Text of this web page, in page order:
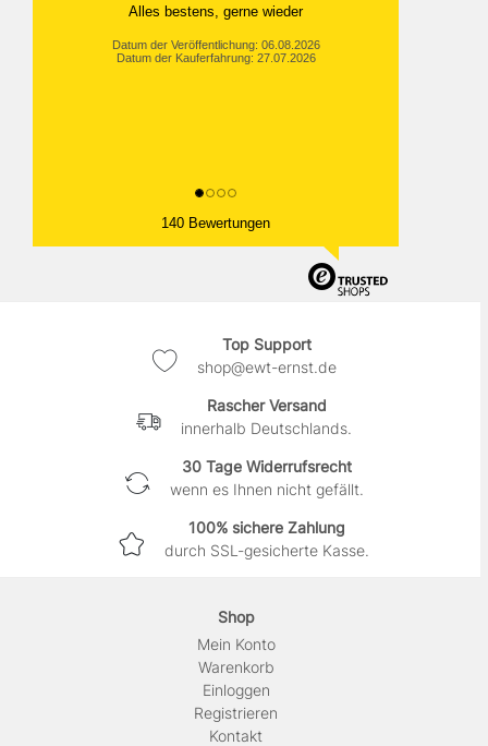
Alles bestens, gerne wieder
Datum der Veröffentlichung: 06.08.2026
Datum der Kauferfahrung: 27.07.2026
140 Bewertungen
Top Support
shop@ewt-ernst.de
Rascher Versand
innerhalb Deutschlands.
30 Tage Widerrufsrecht
wenn es Ihnen nicht gefällt.
100% sichere Zahlung
durch SSL-gesicherte Kasse.
Shop
Mein Konto
Warenkorb
Einloggen
Registrieren
Kontakt